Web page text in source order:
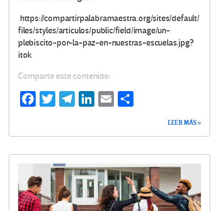
https://compartirpalabramaestra.org/sites/default/
files/styles/articulos/public/field/image/un-
plebiscito-por-la-paz-en-nuestras-escuelas.jpg?
itok
Comparte este contenido:
Fa
o
k
T
Te Li
E
ar
tir
LEER MÁS »